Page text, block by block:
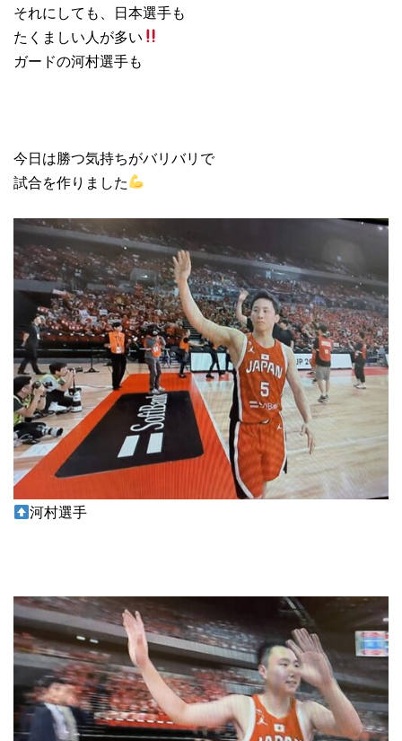
それにしても、日本選手も
たくましい人が多い
ガードの河村選手も
今日は勝つ気持ちがバリバリで
試合を作りました
河村選手